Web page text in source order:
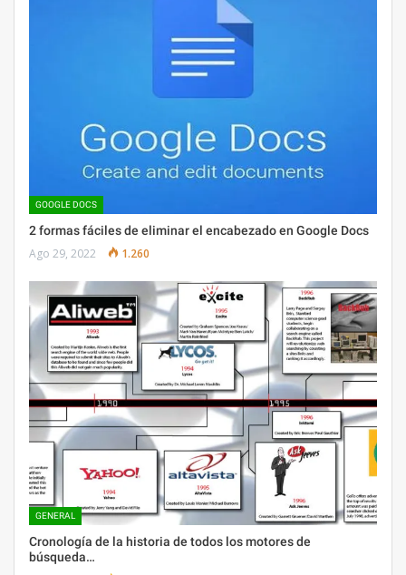
GOOGLE DOCS
2 formas fáciles de eliminar el encabezado en Google Docs
Ago 29, 2022 1.260
GENERAL
Cronología de la historia de todos los motores de
búsqueda…